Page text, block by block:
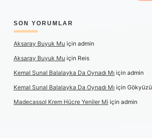
SON YORUMLAR
Aksaray Buyuk Mu için admin
Aksaray Buyuk Mu için Reis
Kemal Sunal Balalayka Da Oynadı Mı için admin
Kemal Sunal Balalayka Da Oynadı Mı için Gökyüzü
Madecassol Krem Hücre Yeniler Mi için admin